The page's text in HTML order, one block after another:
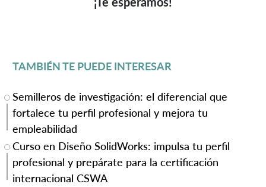
TAMBIÉN TE PUEDE INTERESAR
Semilleros de investigación: el diferencial que
fortalece tu perfil profesional y mejora tu
empleabilidad
Curso en Diseño SolidWorks: impulsa tu perfil
profesional y prepárate para la certificación
internacional CSWA